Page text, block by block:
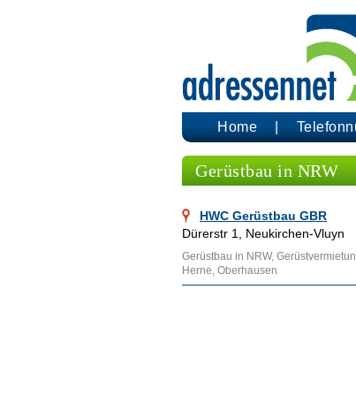
Home
Gerüstbau in NRW
HWC Gerüstbau GBR
Dürerstr 1, Neukirchen-Vluyn
Gerüstbau in NRW,
Herne, Oberhausen